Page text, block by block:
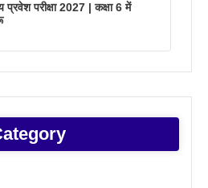
प्रवेश परीक्षा 2027 | कक्षा 6 में